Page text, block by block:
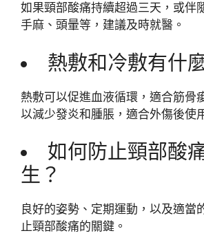
如果頸部酸痛持續超過三天，或伴
手麻、頭暈等，建議及時就醫。
熱敷和冷敷有什
熱敷可以促進血液循環，適合筋骨
以減少發炎和腫脹，適合外傷後使
如何防止頸部酸
生？
良好的姿勢、定期運動，以及適當
止頸部酸痛的關鍵。